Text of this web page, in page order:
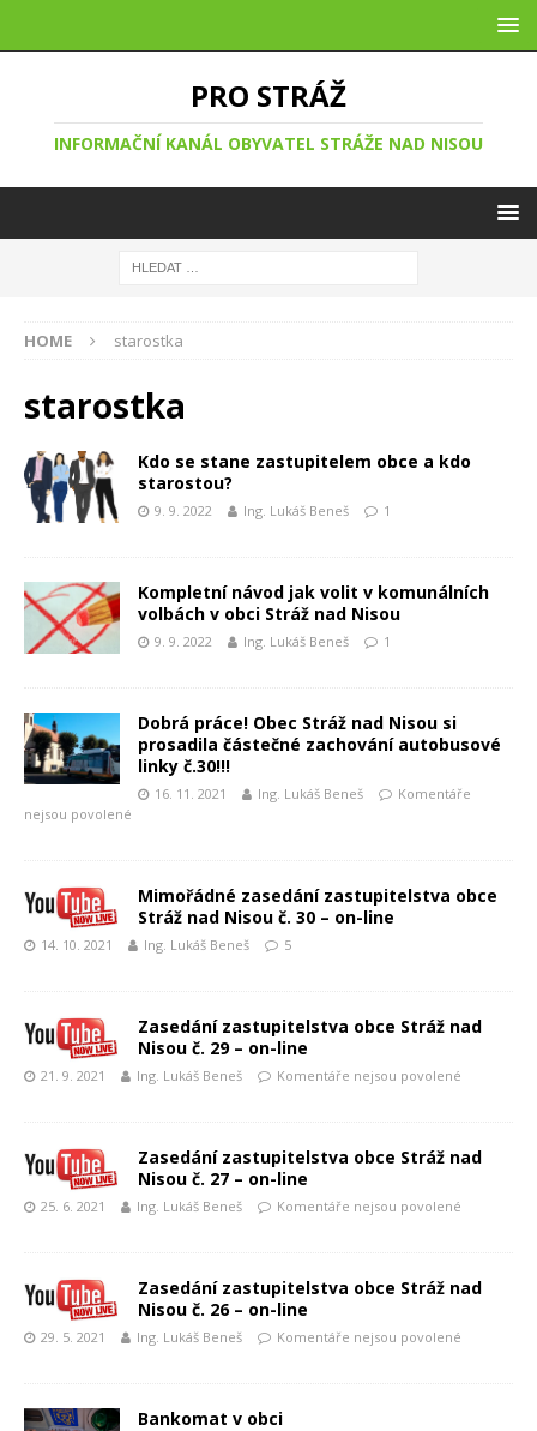
PRO STRÁŽ
INFORMAČNÍ KANÁL OBYVATEL STRÁŽE NAD NISOU
HOME starostka
starostka
Kdo se stane zastupitelem obce a kdo
starostou?
9. 9. 2022 Ing. Lukáš Beneš 1
Kompletní návod jak volit v komunálních
volbách v obci Stráž nad Nisou
9. 9. 2022 Ing. Lukáš Beneš 1
Dobrá práce! Obec Stráž nad Nisou si
prosadila částečné zachování autobusové
linky č.30!!!
16. 11. 2021 Ing. Lukáš Beneš
Komentáře
nejsou povolené
Mimořádné zasedání zastupitelstva obce
Stráž nad Nisou č. 30 – on-line
14. 10. 2021 Ing. Lukáš Beneš 5
Zasedání zastupitelstva obce Stráž nad
Nisou č. 29 – on-line
21. 9. 2021 Ing. Lukáš Beneš Komentáře nejsou povolené
Zasedání zastupitelstva obce Stráž nad
Nisou č. 27 – on-line
25. 6. 2021 Ing. Lukáš Beneš Komentáře nejsou povolené
Zasedání zastupitelstva obce Stráž nad
Nisou č. 26 – on-line
29. 5. 2021 Ing. Lukáš Beneš Komentáře nejsou povolené
Bankomat v obci